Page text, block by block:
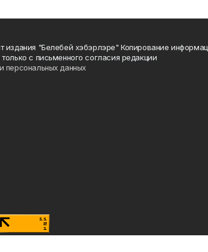
"Белебей хэбэрлэре" Копирование
с письменного согласия редакции
персональных данных